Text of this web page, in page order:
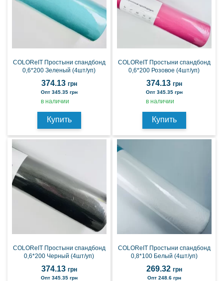
COLOReIT Простыни спандбонд
0,6*200 Зеленый (4шт/уп)
374.13 грн
Опт 345.35 грн
в наличии
Купить
COLOReIT Простыни спандбонд
0,6*200 Розовое (4шт/уп)
374.13 грн
Опт 345.35 грн
в наличии
Купить
COLOReIT Простыни спандбонд
0,6*200 Черный (4шт/уп)
374.13 грн
Опт 345.35 грн
COLOReIT Простыни спандбонд
0,8*100 Белый (4шт/уп)
269.32 грн
Опт 248.6 грн